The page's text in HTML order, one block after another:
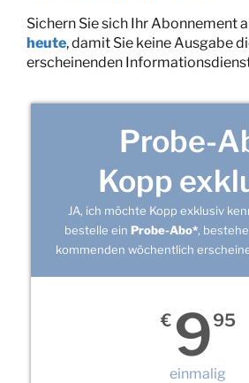
Sichern Sie sich Ihr Abonnement
heute, damit Sie keine Ausgabe
erscheinenden
Probe-
Kopp
JA, ich möchte Kopp exklusiv
bestelle ein Probe-Abo*,
kommenden wöchentlich
€ 995
einmalig